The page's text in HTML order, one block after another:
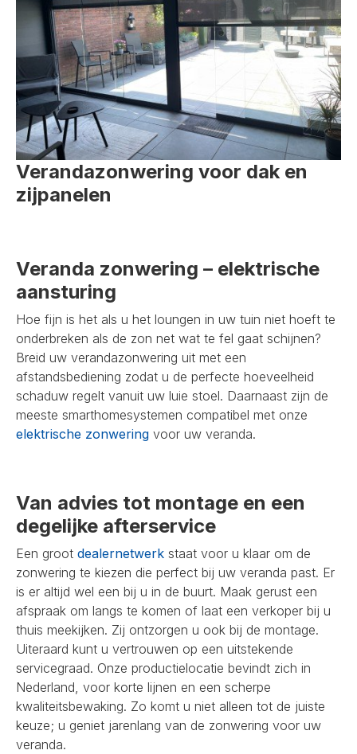
Verandazonwering voor dak en
zijpanelen
Veranda zonwering – elektrische
aansturing
Hoe fijn is het als u het loungen in uw tuin niet hoeft te
onderbreken als de zon net wat te fel gaat schijnen?
Breid uw verandazonwering uit met een
afstandsbediening zodat u de perfecte hoeveelheid
schaduw regelt vanuit uw luie stoel. Daarnaast zijn de
meeste smarthomesystemen compatibel met onze
elektrische zonwering voor uw veranda.
Van advies tot montage en een
degelijke afterservice
Een groot dealernetwerk staat voor u klaar om de
zonwering te kiezen die perfect bij uw veranda past. Er
is er altijd wel een bij u in de buurt. Maak gerust een
afspraak om langs te komen of laat een verkoper bij u
thuis meekijken. Zij ontzorgen u ook bij de montage.
Uiteraard kunt u vertrouwen op een uitstekende
servicegraad. Onze productielocatie bevindt zich in
Nederland, voor korte lijnen en een scherpe
kwaliteitsbewaking. Zo komt u niet alleen tot de juiste
keuze; u geniet jarenlang van de zonwering voor uw
veranda.